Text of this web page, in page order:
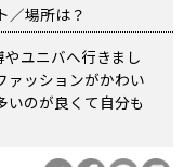
／場所は？
ユニバへ行きまし
ァッションがかわい
いのが良くて自分も